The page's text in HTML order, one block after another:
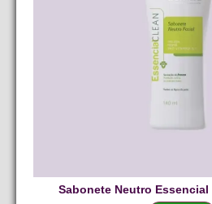
Sabonete Neutro Essencial